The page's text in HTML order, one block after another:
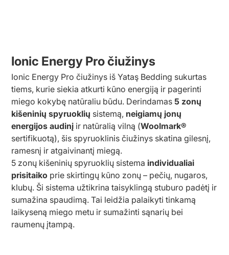
Ionic Energy Pro čiužinys
Ionic Energy Pro čiužinys iš Yataş Bedding sukurtas
tiems, kurie siekia atkurti kūno energiją ir pagerinti
miego kokybę natūraliu būdu. Derindamas 5 zonų
kišeninių spyruoklių sistemą, neigiamų jonų
energijos audinį ir natūralią vilną (Woolmark®
sertifikuotą), šis spyruoklinis čiužinys skatina gilesnį,
ramesnį ir atgaivinantį miegą.
5 zonų kišeninių spyruoklių sistema individualiai
prisitaiko prie skirtingų kūno zonų – pečių, nugaros,
klubų. Ši sistema užtikrina taisyklingą stuburo padėtį ir
sumažina spaudimą. Tai leidžia palaikyti tinkamą
laikyseną miego metu ir sumažinti sąnarių bei
raumenų įtampą.